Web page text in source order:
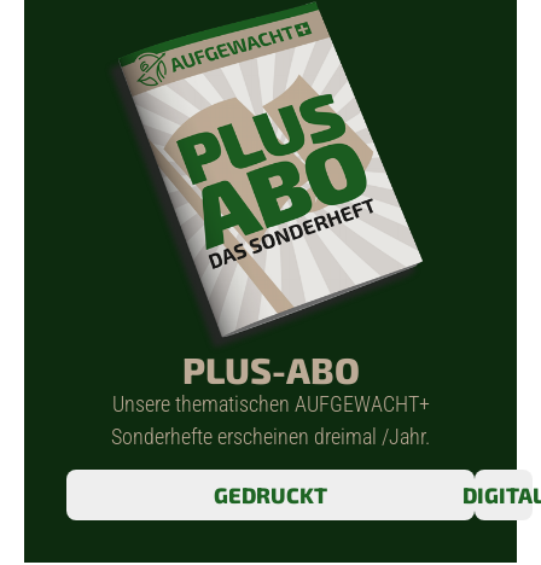
PLUS-ABO
Unsere thematischen AUFGEWACHT+
Sonderhefte erscheinen dreimal /Jahr.
GEDRUCKT